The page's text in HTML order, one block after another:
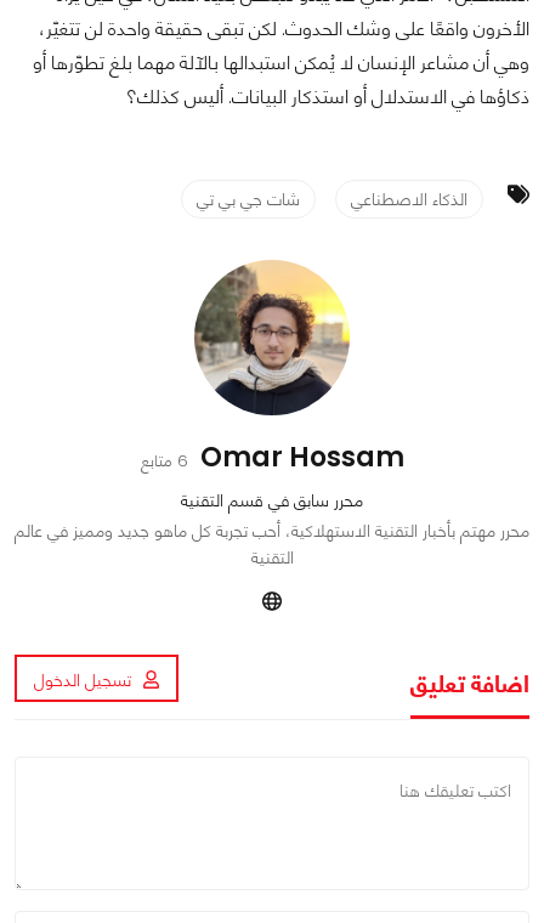
الأخرون واقعًا على وشك الحدوث. لكن تبقى حقيقة واحدة لن تتغيّر،
وهي أن مشاعر الإنسان لا يُمكن استبدالها بالآلة مهما بلغ تطوّرها أو
ذكاؤها في الاستدلال أو استذكار البيانات. أليس كذلك؟
الذكاء الاصطناعي شات جي بي تي
Omar Hossam 6 متابع
محرر سابق في قسم التقنية
محرر مهتم بأخبار التقنية الاستهلاكية، أحب تجربة كل ماهو جديد ومميز في عالم
التقنية
اضافة تعليق تسجيل الدخول